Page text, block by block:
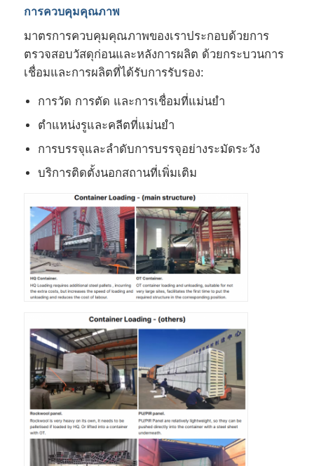
การควบคุมคุณภาพ
มาตรการควบคุมคุณภาพของเราประกอบด้วยการ
ตรวจสอบวัสดุก่อนและหลังการผลิต ด้วยกระบวนการ
เชื่อมและการผลิตที่ได้รับการรับรอง:
การวัด การตัด และการเชื่อมที่แม่นยำ
ตำแหน่งรูและคลีตที่แม่นยำ
การบรรจุและลำดับการบรรจุอย่างระมัดระวัง
บริการติดตั้งนอกสถานที่เพิ่มเติม